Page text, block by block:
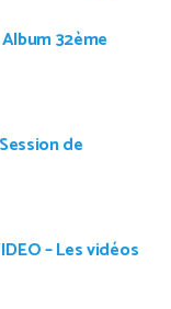
32ème
de
– Les vidéos